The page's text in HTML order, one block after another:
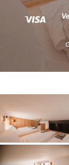
Chata pod
Zobraziť